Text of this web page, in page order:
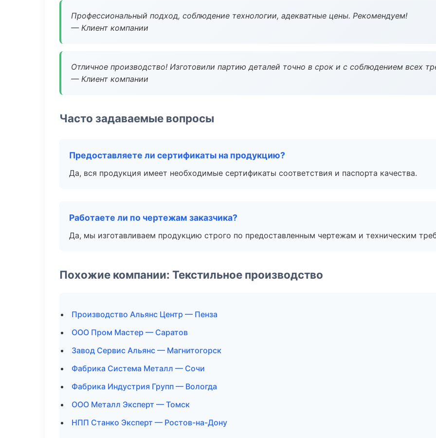
Профессиональный подход, соблюдение технологии, адекватные цены. Рекомендуем!
— Клиент компании
Отличное производство! Изготовили партию деталей точно в срок и с соблюдением всех
— Клиент компании
Часто задаваемые вопросы
Предоставляете ли сертификаты на продукцию?
Да, вся продукция имеет необходимые сертификаты соответствия и паспорта качества.
Работаете ли по чертежам заказчика?
Да, мы изготавливаем продукцию строго по предоставленным чертежам и техническим
Похожие компании: Текстильное производство
Производство Альянс Центр — Пенза
ООО Пром Мастер — Саратов
Завод Сервис Альянс — Магнитогорск
Фабрика Система Металл — Сочи
Фабрика Индустрия Групп — Вологда
ООО Металл Эксперт — Томск
НПП Станко Эксперт — Ростов-на-Дону